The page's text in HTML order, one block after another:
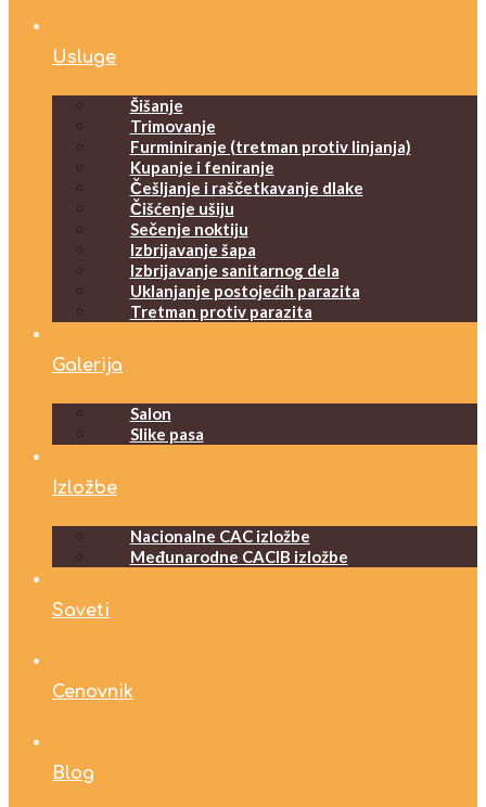
Usluge
Šišanje
Trimovanje
Furminiranje (tretman protiv linjanja)
Kupanje i feniranje
Češljanje i raščetkavanje dlake
Čišćenje ušiju
Sečenje noktiju
Izbrijavanje šapa
Izbrijavanje sanitarnog dela
Uklanjanje postojećih parazita
Tretman protiv parazita
Galerija
Salon
Slike pasa
Izložbe
Nacionalne CAC izložbe
Međunarodne CACIB izložbe
Saveti
Cenovnik
Blog